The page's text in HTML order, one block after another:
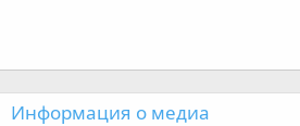
Информация о медиа